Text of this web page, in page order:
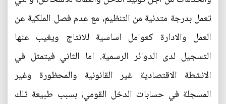
تعمل بدرجة متدنية من التنظيم، مع عدم فصل الملكية عن
العمل والادارة كعوامل اساسية للانتاج ويغيب عنها
التسجيل لدى الدوائر الرسمية. اما الثاني فيتمثل في
الانشطة الاقتصادية غير القانونية والمحظورة وغير
المسجلة في حسابات الدخل القومي، بسبب طبيعة تلك